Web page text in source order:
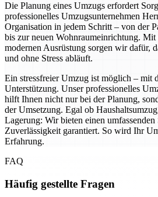
Die Planung eines Umzugs erfordert
professionelles Umzugsunternehmen
Organisation in jedem Schritt – von der
bis zur neuen Wohnraumeinrichtung.
modernen Ausrüstung sorgen wir dafür,
und ohne Stress abläuft.
Ein stressfreier Umzug ist möglich – mit
Unterstützung. Unser professionelles
hilft Ihnen nicht nur bei der Planung,
der Umsetzung. Egal ob
Lagerung: Wir bieten einen
Zuverlässigkeit garantiert. So wird Ihr
Erfahrung.
FAQ
Häufig gestellte Fragen